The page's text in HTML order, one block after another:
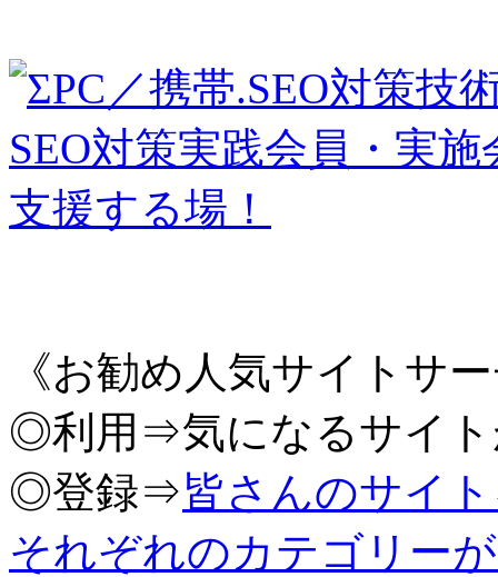
《お勧め人気サイトサ
◎利用⇒気になるサイト
◎登録⇒皆さんのサイ
それぞれのカテゴリー